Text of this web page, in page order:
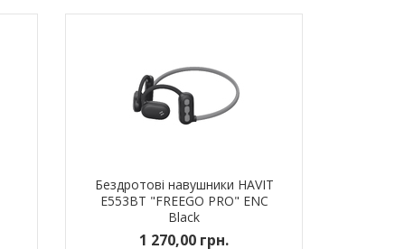
Бездротові навушники HAVIT
E553BT "FREEGO PRO" ENC
Black
1 270,00 грн.